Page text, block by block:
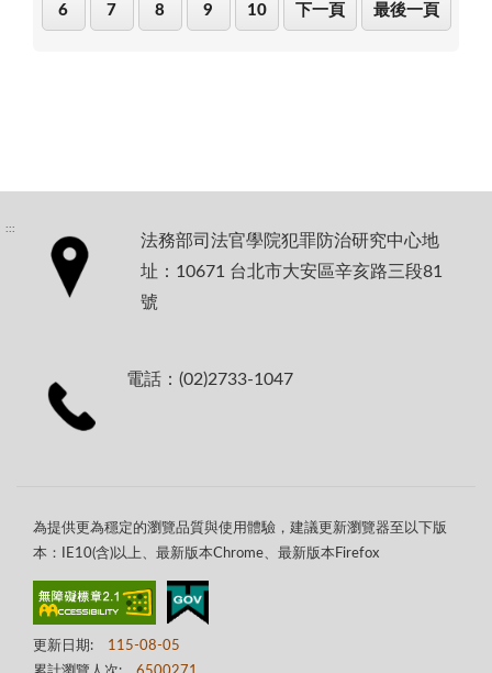
6 7 8 9 10 下一頁 最後一頁
:::
法務部司法官學院犯罪防治研究中心地
址：10671 台北市大安區辛亥路三段81
號
電話：(02)2733-1047
為提供更為穩定的瀏覽品質與使用體驗，建議更新瀏覽器至以下版
本：IE10(含)以上、最新版本Chrome、最新版本Firefox
更新日期:
115-08-05